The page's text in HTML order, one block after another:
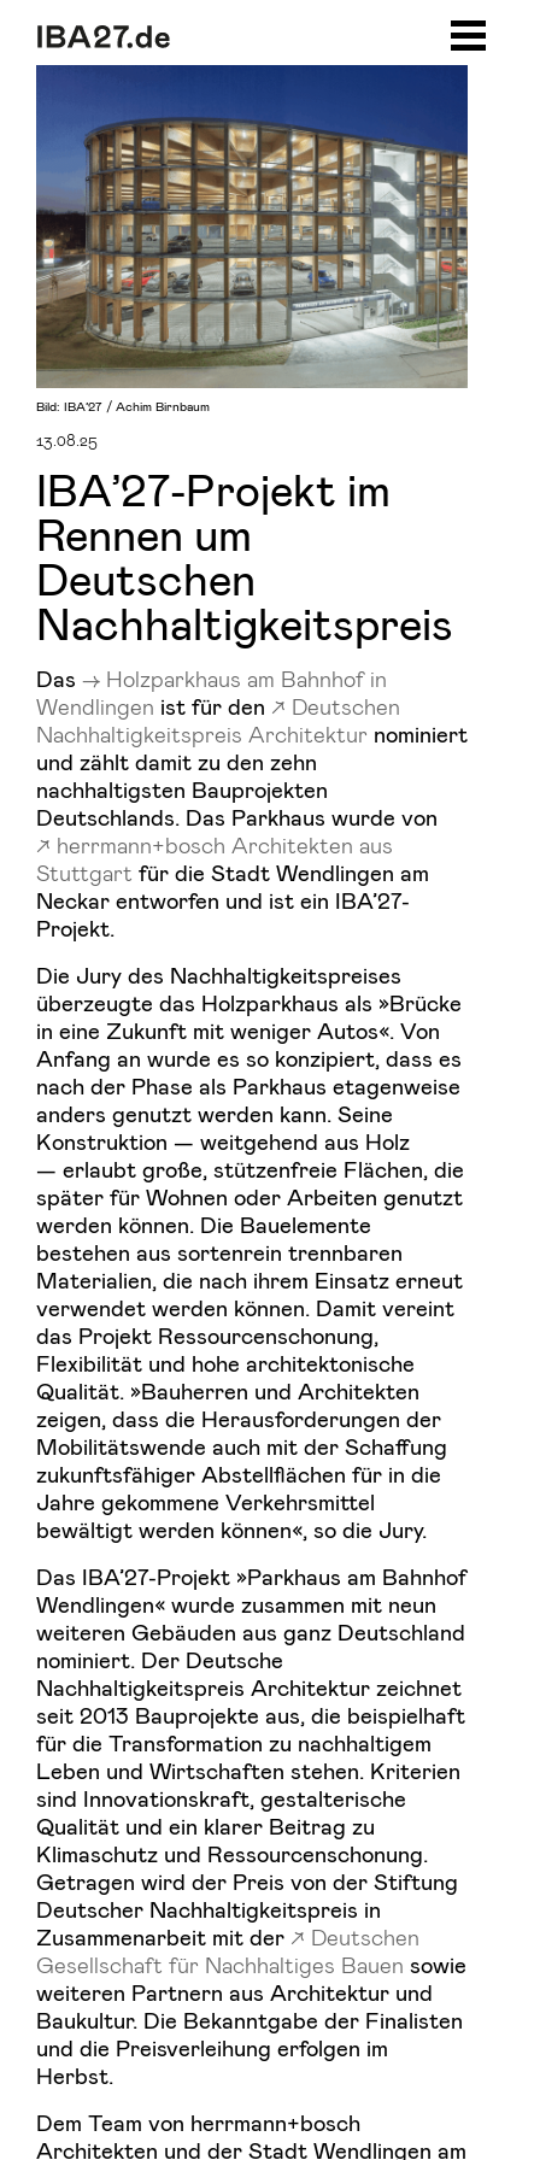
13.08.25
IBA’27-Projekt im
Rennen um
Deutschen
Nachhaltigkeitspreis
Das
Holzparkhaus am Bahnhof in
Wendlingen ist für den
Deutschen
Nachhaltigkeitspreis Architektur nominiert
und zählt damit zu den zehn
nachhaltigsten Bauprojekten
Deutschlands. Das Parkhaus wurde von
herrmann+bosch Architekten aus
Stuttgart für die Stadt Wendlingen am
Neckar entworfen und ist ein IBA’27-
Projekt.
Die Jury des Nachhaltigkeitspreises
überzeugte das Holzparkhaus als »Brücke
in eine Zukunft mit weniger Autos«. Von
Anfang an wurde es so konzipiert, dass es
nach der Phase als Parkhaus etagenweise
anders genutzt werden kann. Seine
Konstruktion — weitgehend aus Holz
— erlaubt große, stützenfreie Flächen, die
später für Wohnen oder Arbeiten genutzt
werden können. Die Bauelemente
bestehen aus sortenrein trennbaren
Materialien, die nach ihrem Einsatz erneut
verwendet werden können. Damit vereint
das Projekt Ressourcenschonung,
Flexibilität und hohe architektonische
Qualität. »Bauherren und Architekten
zeigen, dass die Herausforderungen der
Mobilitätswende auch mit der Schaffung
zukunftsfähiger Abstellflächen für in die
Jahre gekommene Verkehrsmittel
bewältigt werden können«, so die Jury.
Das IBA’27-Projekt »Parkhaus am Bahnhof
Wendlingen« wurde zusammen mit neun
weiteren Gebäuden aus ganz Deutschland
nominiert. Der Deutsche
Nachhaltigkeitspreis Architektur zeichnet
seit 2013 Bauprojekte aus, die beispielhaft
für die Transformation zu nachhaltigem
Leben und Wirtschaften stehen. Kriterien
sind Innovationskraft, gestalterische
Qualität und ein klarer Beitrag zu
Klimaschutz und Ressourcenschonung.
Getragen wird der Preis von der Stiftung
Deutscher Nachhaltigkeitspreis in
Zusammenarbeit mit der
Deutschen
Gesellschaft für Nachhaltiges Bauen sowie
weiteren Partnern aus Architektur und
Baukultur. Die Bekanntgabe der Finalisten
und die Preisverleihung erfolgen im
Herbst.
Dem Team von herrmann+bosch
Architekten und der Stadt Wendlingen am
Bild: IBA’27 / Achim Birnbaum